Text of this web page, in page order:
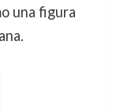
una figura